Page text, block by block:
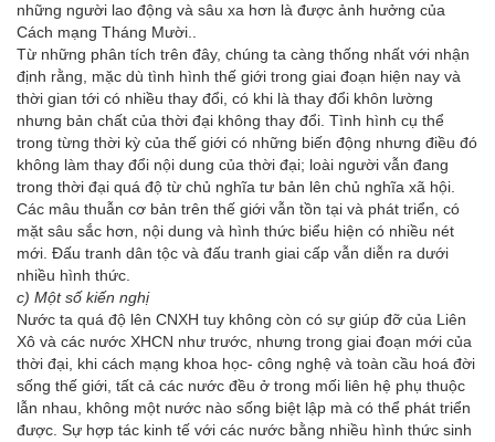
những người lao động và sâu xa hơn là được ảnh hưởng của
Cách mạng Tháng Mười..
Từ những phân tích trên đây, chúng ta càng thống nhất với nhận
định rằng, mặc dù tình hình thế giới trong giai đoạn hiện nay và
thời gian tới có nhiều thay đổi, có khi là thay đổi khôn lường
nhưng bản chất của thời đại không thay đổi. Tình hình cụ thể
trong từng thời kỳ của thế giới có những biến động nhưng điều đó
không làm thay đổi nội dung của thời đại; loài người vẫn đang
trong thời đại quá độ từ chủ nghĩa tư bản lên chủ nghĩa xã hội.
Các mâu thuẫn cơ bản trên thế giới vẫn tồn tại và phát triển, có
mặt sâu sắc hơn, nội dung và hình thức biểu hiện có nhiều nét
mới. Đấu tranh dân tộc và đấu tranh giai cấp vẫn diễn ra dưới
nhiều hình thức.
c) Một số kiến nghị
Nước ta quá độ lên CNXH tuy không còn có sự giúp đỡ của Liên
Xô và các nước XHCN như trước, nhưng trong giai đoạn mới của
thời đại, khi cách mạng khoa học- công nghệ và toàn cầu hoá đời
sống thế giới, tất cả các nước đều ở trong mối liên hệ phụ thuộc
lẫn nhau, không một nước nào sống biệt lập mà có thể phát triển
được. Sự hợp tác kinh tế với các nước bằng nhiều hình thức sinh